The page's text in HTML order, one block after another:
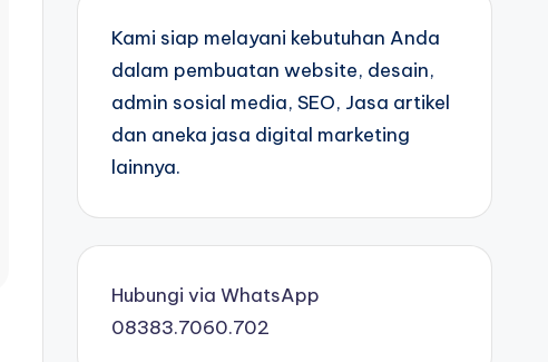
Kami siap melayani kebutuhan Anda
dalam pembuatan website, desain,
admin sosial media, SEO, Jasa artikel
dan aneka jasa digital marketing
lainnya.
Hubungi via WhatsApp
08383.7060.702